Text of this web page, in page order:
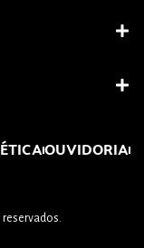
OUVIDORIA
reservados.